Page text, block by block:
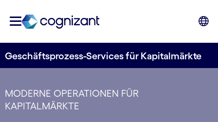
Geschäftsprozess-Services für Kapitalmärkte
MODERNE OPERATIONEN FÜR
KAPITALMÄRKTE